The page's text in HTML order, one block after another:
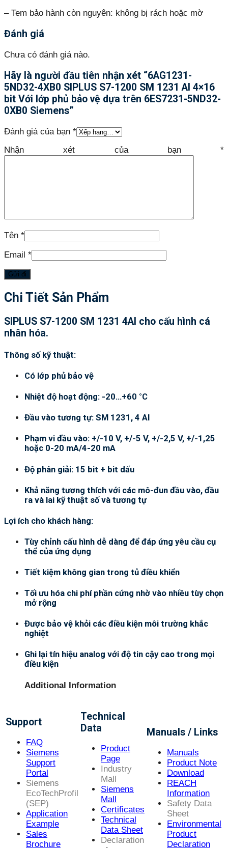
– Tem bảo hành còn nguyên: không bị rách hoặc mờ
Đánh giá
Chưa có đánh giá nào.
Hãy là người đầu tiên nhận xét “6AG1231-
5ND32-4XB0 SIPLUS S7-1200 SM 1231 AI 4×16
bit Với lớp phủ bảo vệ dựa trên 6ES7231-5ND32-
0XB0 Siemens”
Đánh giá của bạn *
Nhận xét của bạn *
Tên *
Email *
Chi Tiết Sản Phẩm
SIPLUS S7-1200 SM 1231 4AI cho cấu hình cá
nhân hóa.
Thông số kỹ thuật:
Có lớp phủ bảo vệ
Nhiệt độ hoạt động: -20…+60 °C
Đầu vào tương tự: SM 1231, 4 AI
Phạm vi đầu vào: +/-10 V, +/-5 V, +/-2,5 V, +/-1,25
hoặc 0-20 mA/4-20 mA
Độ phân giải: 15 bit + bit dấu
Khả năng tương thích với các mô-đun đầu vào, đầu
ra và lai kỹ thuật số và tương tự
Lợi ích cho khách hàng:
Tùy chỉnh cấu hình dễ dàng để đáp ứng yêu cầu cụ
thể của ứng dụng
Tiết kiệm không gian trong tủ điều khiển
Tối ưu hóa chi phí phần cứng nhờ vào nhiều tùy chọn
mở rộng
Được bảo vệ khỏi các điều kiện môi trường khắc
nghiệt
Ghi lại tín hiệu analog với độ tin cậy cao trong mọi
điều kiện
Additional Information
Support
FAQ
Siemens
Support
Portal
Siemens
EcoTechProfil
(SEP)
Application
Example
Sales
Brochure
Technical
Data
Product
Page
Industry
Mall
Siemens
Mall
Certificates
Technical
Data Sheet
Declaration
Manuals / Links
Manuals
Product Note
Download
REACH
Information
Safety Data
Sheet
Environmental
Product
Declaration